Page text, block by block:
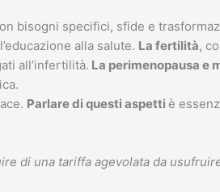
bisogni specifici, sfide e
alla salute. La fertilità,
all’infertilità. La perimenopausa e
Parlare di questi aspetti è
di una tariffa agevolata da